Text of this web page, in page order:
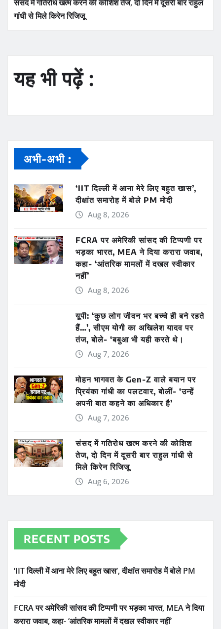
संसद में गतिरोध खत्म करने की कोशिश तेज, दो दिन में दूसरी बार राहुल
गांधी से मिले किरेन रिजिजू
यह भी पढ़ें :
अभी-अभी :
‘IIT दिल्ली में आना मेरे लिए बहुत खास’,
दीक्षांत समारोह में बोले PM मोदी
Aug 8, 2026
FCRA पर अमेरिकी सांसद की टिप्पणी पर
भड़का भारत, MEA ने दिया करारा जवाब,
कहा- ‘आंतरिक मामलों में दखल स्वीकार
नहीं’
Aug 8, 2026
यूपी: ‘कुछ लोग जीवन भर बच्चे ही बने रहते
हैं…’, सीएम योगी का अखिलेश यादव पर
तंज, बोले- ‘बबुआ भी यही करते थे।
Aug 7, 2026
मोहन भागवत के Gen-Z वाले बयान पर
प्रियंका गांधी का पलटवार, बोलीं- ‘उन्हें
अपनी बात कहने का अधिकार है’
Aug 7, 2026
संसद में गतिरोध खत्म करने की कोशिश
तेज, दो दिन में दूसरी बार राहुल गांधी से
मिले किरेन रिजिजू
Aug 6, 2026
RECENT POSTS
‘IIT दिल्ली में आना मेरे लिए बहुत खास’, दीक्षांत समारोह में बोले PM
मोदी
FCRA पर अमेरिकी सांसद की टिप्पणी पर भड़का भारत, MEA ने दिया
करारा जवाब, कहा- ‘आंतरिक मामलों में दखल स्वीकार नहीं’